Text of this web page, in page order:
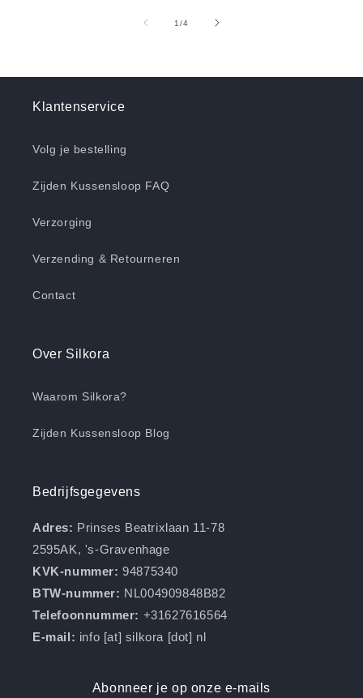
1/van
4
Klantenservice
Volg je bestelling
Zijden Kussensloop FAQ
Verzorging
Verzending & Retourneren
Contact
Over Silkora
Waarom Silkora?
Zijden Kussensloop Blog
Bedrijfsgegevens
Adres: Prinses Beatrixlaan 11-78
2595AK, 's-Gravenhage
KVK-nummer: 94875340
BTW-nummer: NL004909848B82
Telefoonnummer: +31627616564
E-mail: info [at] silkora [dot] nl
Abonneer je op onze e-mails